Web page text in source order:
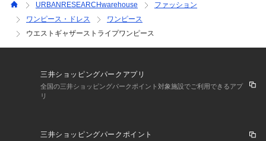
URBANRESEARCHwarehouse
ファッション
ワンピース・ドレス
ワンピース
ウエストギャザーストライプワンピース
三井ショッピングパークアプリ
全国の三井ショッピングパークポイント対象施設でご利用できるアプ
リ
三井ショッピングパークポイント